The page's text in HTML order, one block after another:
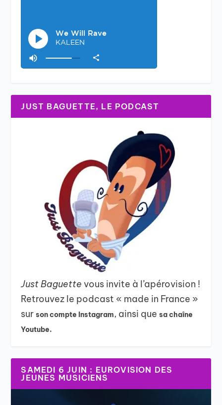
JUST BAGUETTE, LE PODCAST
Just Baguettevous invite à l’apérovision !
Retrouvez le podcast « made in France »
surson compte Instagram, ainsi quesa chaîne
Youtube.
SAMEDI 6 JUIN : EUROVISION DES
JEUNES MUSICIENS